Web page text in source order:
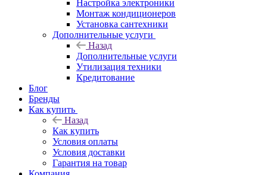
Настройка электроники
Монтаж кондиционеров
Установка сантехники
Дополнительные услуги
Назад
Дополнительные услуги
Утилизация техники
Кредитование
Блог
Бренды
Как купить
Назад
Как купить
Условия оплаты
Условия доставки
Гарантия на товар